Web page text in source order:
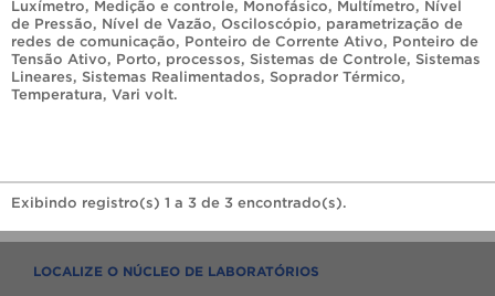
Luxímetro, Medição e controle, Monofásico, Multímetro, Nível
de Pressão, Nível de Vazão, Osciloscópio, parametrização de
redes de comunicação, Ponteiro de Corrente Ativo, Ponteiro de
Tensão Ativo, Porto, processos, Sistemas de Controle, Sistemas
Lineares, Sistemas Realimentados, Soprador Térmico,
Temperatura, Vari volt.
Exibindo registro(s) 1 a 3 de 3 encontrado(s).
LOCALIZE O NÚCLEO DE LABORATÓRIOS